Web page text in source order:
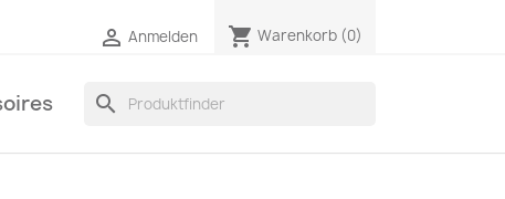
 Anmelden shopping_cart Warenkorb (0)
search